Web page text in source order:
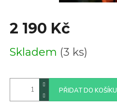
2 190 Kč
cena:
Skladem (3 ks)
PŘIDAT DO KOŠÍKU